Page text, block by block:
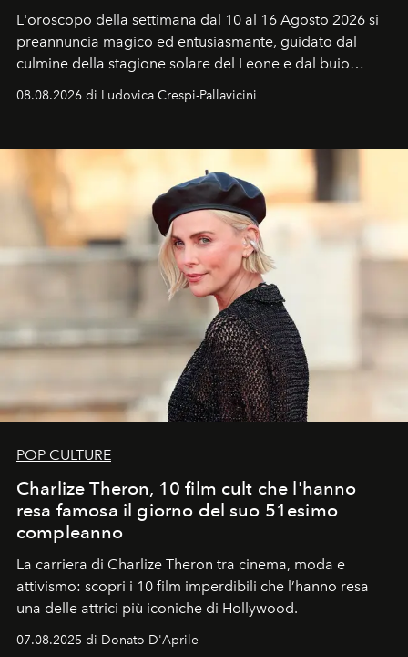
L'oroscopo della settimana dal 10 al 16 Agosto 2026 si
preannuncia magico ed entusiasmante, guidato dal
culmine della stagione solare del Leone e dal buio
favorevole della Luna nuova in Leone del 12 agosto,
ideale per la notte delle Perseidi.
08.08.2026 di Ludovica Crespi-Pallavicini
POP CULTURE
Charlize Theron, 10 film cult che l'hanno
resa famosa il giorno del suo 51esimo
compleanno
La carriera di Charlize Theron tra cinema, moda e
attivismo: scopri i 10 film imperdibili che l’hanno resa
una delle attrici più iconiche di Hollywood.
07.08.2025 di Donato D'Aprile